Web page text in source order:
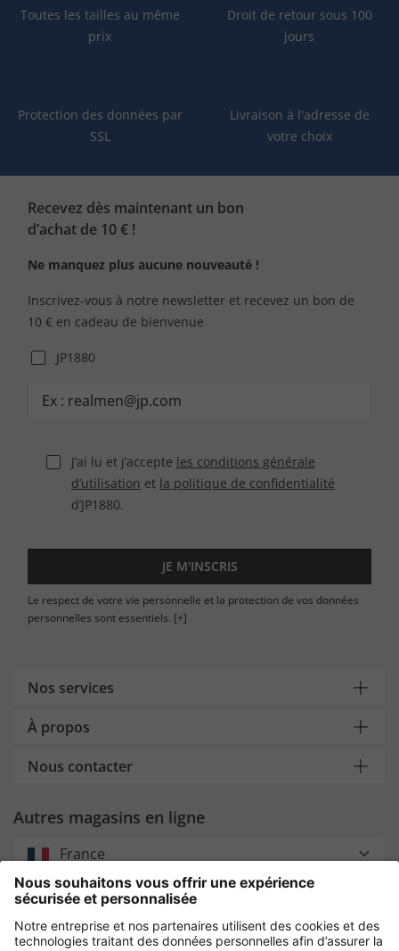
Toutes les tailles au même
prix
Droit de retour sous 100
jours
Protection des données par
SSL
Livraison à l'adresse de
votre choix
Recevez dès maintenant un bon
d’achat de 10 € !
Ne manquez plus aucune nouveauté !
Inscrivez-vous à notre newsletter et recevez un bon de
10 € en cadeau de bienvenue
JP1880
J’ai lu et j’accepte les conditions générale
d’utilisation et la politique de confidentialité
d’JP1880.
JE M'INSCRIS
Le respect de votre vie personnelle et la protection de vos données
personnelles sont essentiels. [+]
Nos services
À propos
Nous contacter
Autres magasins en ligne
France
Payment and Delivery